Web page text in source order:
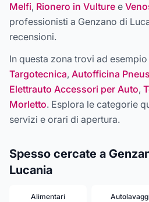
Melfi, Rionero in Vulture e
professionisti a Genzano di
recensioni.
In questa zona trovi ad esempio
Targotecnica, Autofficina
Elettrauto Accessori per Auto,
Morletto. Esplora le categorie
servizi e orari di apertura.
Spesso cercate a
Lucania
Alimentari